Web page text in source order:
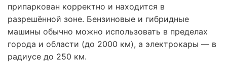
припаркован корректно и находится в
разрешённой зоне. Бензиновые и гибридные
машины обычно можно использовать в пределах
города и области (до 2000 км), а электрокары — в
радиусе до 250 км.